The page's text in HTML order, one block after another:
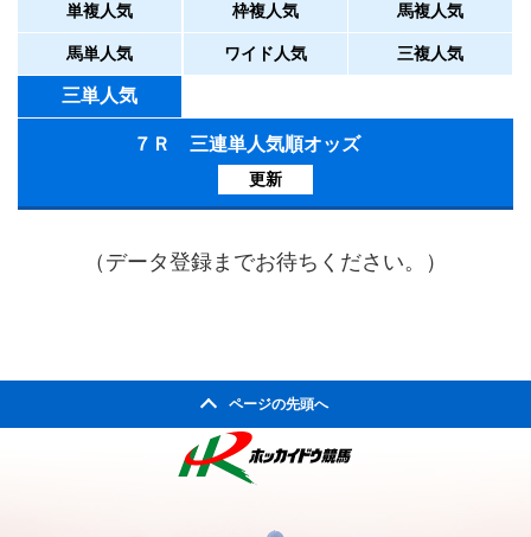
単複人気 枠複人気 馬複人気
馬単人気 ワイド人気 三複人気
三単人気
７Ｒ 三連単人気順オッズ
更新
（データ登録までお待ちください。）
ページの先頭へ